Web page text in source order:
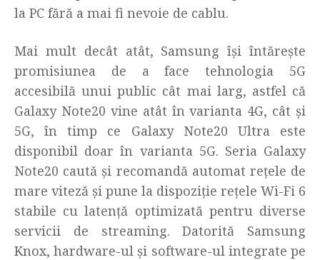
la PC fără a mai fi nevoie de cablu.
Mai mult decât atât, Samsung își întărește
promisiunea de a face tehnologia 5G
accesibilă unui public cât mai larg, astfel că
Galaxy Note20 vine atât în varianta 4G, cât și
5G, în timp ce Galaxy Note20 Ultra este
disponibil doar în varianta 5G. Seria Galaxy
Note20 caută și recomandă automat rețele de
mare viteză și pune la dispoziție rețele Wi-Fi 6
stabile cu latență optimizată pentru diverse
servicii de streaming. Datorită Samsung
Knox, hardware-ul și software-ul integrate pe